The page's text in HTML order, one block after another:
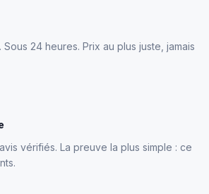
24 heures. Prix au plus juste, jamais
vérifiés. La preuve la plus simple : ce